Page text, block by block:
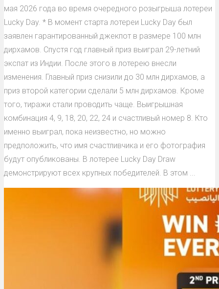
мая 2026 года во время очередного розыгрыша лотереи
Lucky Day. * В момент старта лотереи Lucky Day был
заявлен гарантированный джекпот в размере 100 млн
дирхамов. Спустя год главный приз выиграл 29-летний
экспат из Индии. После этого в лотерею внесли
изменения. Главный приз снизили до 30 млн дирхамов, а
приз второй категории сделали 5 млн дирхамов. Кроме
того, тиражи стали проводить чаще. Выигрышная
комбинация 4, 9, 18, 20, 22, 24 и счастливый номер 8. Кто
именно выиграл, пока неизвестно, но можно
предположить, что имя счастливчика и его фотография
будут опубликованы. В лотерее Lucky Day Draw
демонстрируют всех крупных победителей. В этом ...